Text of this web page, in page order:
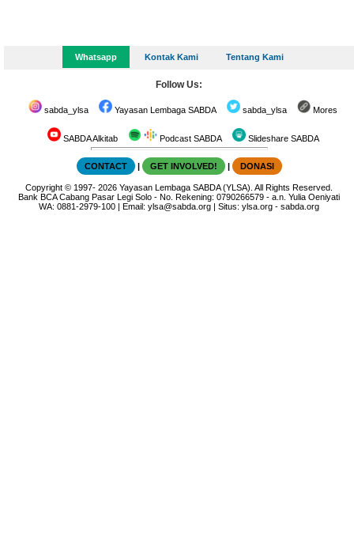
Whatsapp Kontak Kami Tentang Kami
Follow Us:
sabda_ylsa Yayasan Lembaga SABDA sabda_ylsa Mores
SABDA Alkitab Podcast SABDA Slideshare SABDA
CONTACT | GET INVOLVED! | DONASI
Copyright © 1997-2026Yayasan Lembaga SABDA (YLSA). All Rights Reserved.
Bank BCA Cabang Pasar Legi Solo - No. Rekening: 0790266579 - a.n. Yulia Oeniyati
WA:0881-2979-100 | Email:ylsa@sabda.org | Situs:ylsa.org -sabda.org